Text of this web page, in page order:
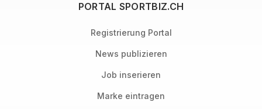
PORTAL SPORTBIZ.CH
Registrierung Portal
News publizieren
Job inserieren
Marke eintragen